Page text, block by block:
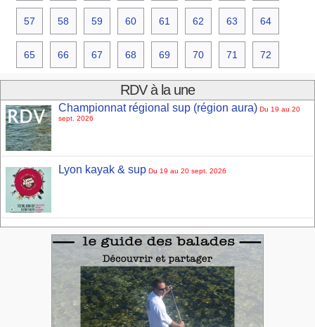
57 58 59 60 61 62 63 64
65 66 67 68 69 70 71 72
RDV à la une
Championnat régional sup (région aura) Du 19 au 20
sept. 2026
Lyon kayak & sup Du 19 au 20 sept. 2026